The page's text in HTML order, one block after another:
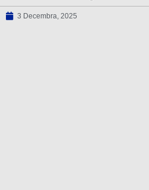
3 Decembra, 2025